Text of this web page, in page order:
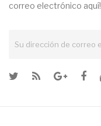
correo electrónico aquí!